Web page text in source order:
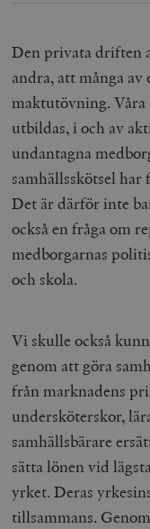
Den privata driften
andra, att många
maktutövning. Våra
utbildas, i och av
undantagna
samhällsskötsel
Det är därför inte
också en fråga om
medborgarnas
och skola.
Vi skulle också
genom att göra
från marknadens
undersköterskor,
samhällsbärare
sätta lönen vid
yrket. Deras
tillsammans.